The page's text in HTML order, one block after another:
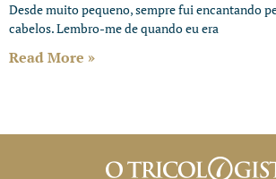
Desde muito pequeno, sempre fui encantando
cabelos. Lembro-me de quando eu era
Read More »